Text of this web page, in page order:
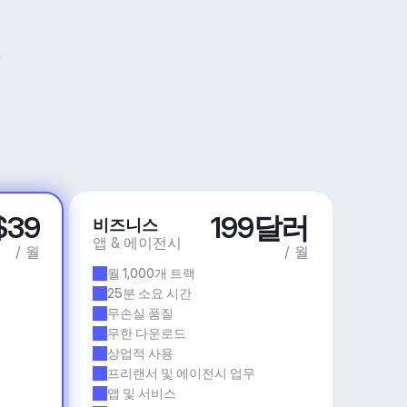
/ 월
비즈니스
앱 & 에이전시 199달러
/ 월
월 1,000개 트랙
25분 소요 시간
무손실 품질
무한 다운로드
상업적 사용
프리랜서 및 에이전시 업무
앱 및 서비스